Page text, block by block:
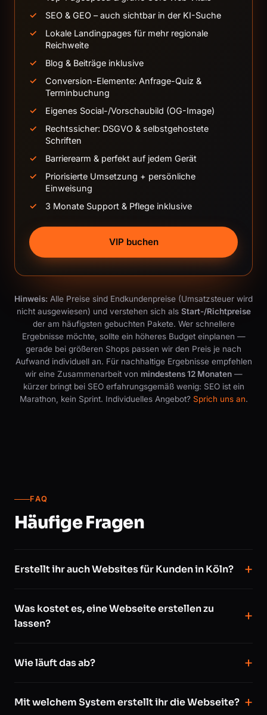
SEO & GEO – auch sichtbar in der KI-Suche
Lokale Landingpages für mehr regionale
Reichweite
Blog & Beiträge inklusive
Conversion-Elemente: Anfrage-Quiz &
Terminbuchung
Eigenes Social-/Vorschaubild (OG-Image)
Rechtssicher: DSGVO & selbstgehostete
Schriften
Barrierearm & perfekt auf jedem Gerät
Priorisierte Umsetzung + persönliche
Einweisung
3 Monate Support & Pflege inklusive
VIP buchen
Hinweis: Alle Preise sind Endkundenpreise (Umsatzsteuer wird
nicht ausgewiesen) und verstehen sich als Start-/Richtpreise
der am häufigsten gebuchten Pakete. Wer schnellere
Ergebnisse möchte, sollte ein höheres Budget einplanen —
gerade bei größeren Shops passen wir den Preis je nach
Aufwand individuell an. Für nachhaltige Ergebnisse empfehlen
wir eine Zusammenarbeit von mindestens 12 Monaten—
kürzer bringt bei SEO erfahrungsgemäß wenig: SEO ist ein
Marathon, kein Sprint. Individuelles Angebot? Sprich uns an.
FAQ
Häufige Fragen
Erstellt ihr auch Websites für Kunden in Köln?
Was kostet es, eine Webseite erstellen zu
lassen?
Wie läuft das ab?
Mit welchem System erstellt ihr die Webseite?